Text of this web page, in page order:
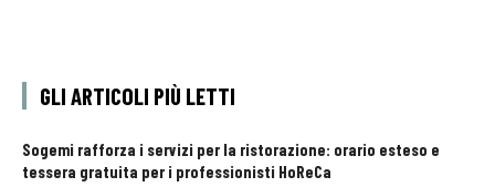
GLI ARTICOLI PIÙ LETTI
Sogemi rafforza i servizi per la ristorazione: orario esteso e
tessera gratuita per i professionisti HoReCa